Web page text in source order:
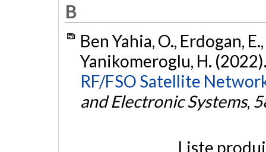
B
Ben Yahia, O., Erdogan,
Yanikomeroglu, H.
RF/FSO Satellite
and Electronic Systems,
Liste